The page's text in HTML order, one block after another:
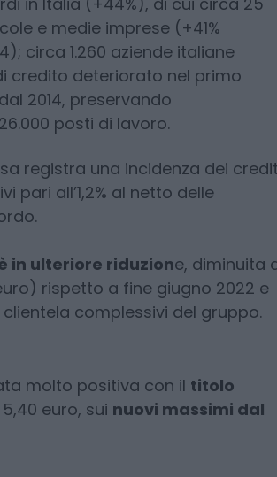
all’economia reale con circa 42
medio-lungo termine nel primo
rispetto allo stesso periodo
in Italia (+44%), di cui circa 25
e medie imprese (+41%
circa 1.260 aziende italiane
2014, preservando
posti di lavoro.
pari all’1,2% al netto delle
complessivi del gruppo.